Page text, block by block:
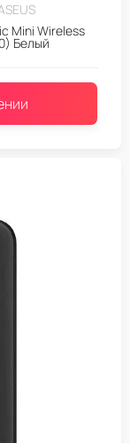
Mini Wireless
Белый